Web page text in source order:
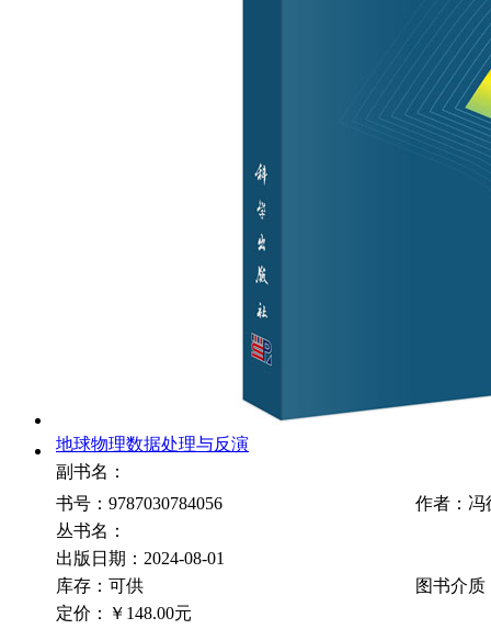
地球物理数据处理与反演
副书名：
书号：9787030784056
作者：冯
丛书名：
出版日期：2024-08-01
库存：可供
图书介质
定价：
￥148.00元